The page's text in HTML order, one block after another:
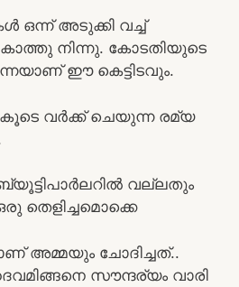
ഒന്ന് അടുക്കി വച്ച്
കാത്തു നിന്നു. കോടതിയുടെ
ഈ കെട്ടിടവും.
കൂടെ വർക്ക്‌ ചെയുന്ന രമ്യ
വല്ലതും
തെളിച്ചമൊക്കെ
അമ്മയും ചോദിച്ചത്..
സൗന്ദര്യം വാരി